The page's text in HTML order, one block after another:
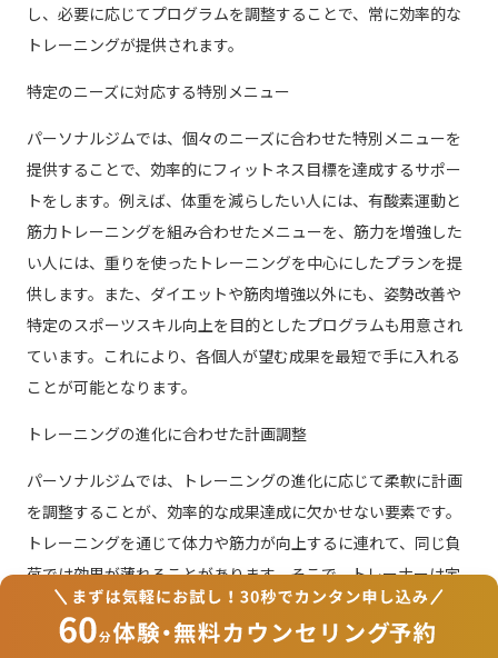
し、必要に応じてプログラムを調整することで、常に効率的な
トレーニングが提供されます。
特定のニーズに対応する特別メニュー
パーソナルジムでは、個々のニーズに合わせた特別メニューを
提供することで、効率的にフィットネス目標を達成するサポー
トをします。例えば、体重を減らしたい人には、有酸素運動と
筋力トレーニングを組み合わせたメニューを、筋力を増強した
い人には、重りを使ったトレーニングを中心にしたプランを提
供します。また、ダイエットや筋肉増強以外にも、姿勢改善や
特定のスポーツスキル向上を目的としたプログラムも用意され
ています。これにより、各個人が望む成果を最短で手に入れる
ことが可能となります。
トレーニングの進化に合わせた計画調整
パーソナルジムでは、トレーニングの進化に応じて柔軟に計画
を調整することが、効率的な成果達成に欠かせない要素です。
トレーニングを通じて体力や筋力が向上するに連れて、同じ負
荷では効果が薄れることがあります。そこで、トレーナーは定
期的に進捗を評価し、プランを見直すことで、新たなチャレン
ジを提供します。これにより、モチベーションを維持しなが